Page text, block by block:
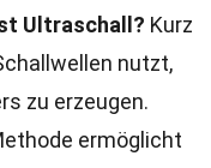
Ultraschall? Kurz
nutzt,
zu erzeugen.
ermöglicht